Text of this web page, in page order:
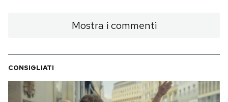
Mostra i commenti
CONSIGLIATI